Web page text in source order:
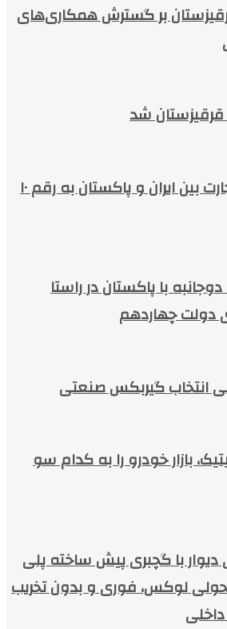
بر گسترش همکاری‌های
شد
افزایش حجم تجارت بین ایران و پاکستان به رقم ۱۰
با پاکستان در راستا
چهاردهم
انتخاب گیربکس صنعتی
بازار خودرو را به کدام سو
دیوار با گچبری پیش ساخته پلی
تحولی لوکس، فوری و بدون تخریب